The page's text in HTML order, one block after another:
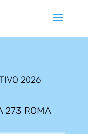
2026
273 ROMA